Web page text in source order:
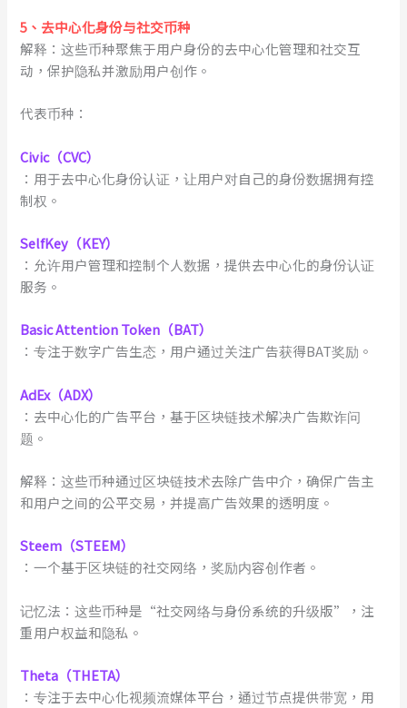
5 、 去中心化身份与社交币种
解释：这些币种聚焦于用户身份的去中心化管理和社交互
动，保护隐私并激励用户创作。
代表币种：
Civic（CVC）
：用于去中心化身份认证，让用户对自己的身份数据拥有控
制权。
SelfKey（KEY）
：允许用户管理和控制个人数据，提供去中心化的身份认证
服务。
Basic Attention Token（BAT）
：专注于数字广告生态，用户通过关注广告获得BAT奖励。
AdEx（ADX）
：去中心化的广告平台，基于区块链技术解决广告欺诈问
题。
解释：这些币种通过区块链技术去除广告中介，确保广告主
和用户之间的公平交易，并提高广告效果的透明度。
Steem（STEEM）
：一个基于区块链的社交网络，奖励内容创作者。
记忆法：这些币种是“社交网络与身份系统的升级版”，注
重用户权益和隐私。
Theta（THETA）
：专注于去中心化视频流媒体平台，通过节点提供带宽，用